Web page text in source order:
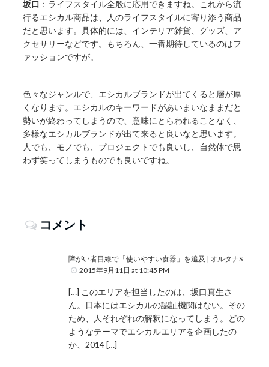
坂口 ：ライフスタイル全般に応用できますね。これから流
行るエシカル商品は、人のライフスタイルに寄り添う商品
だと思います。具体的には、インテリア雑貨、グッズ、ア
クセサリーなどです。もちろん、一番期待しているのはフ
ァッションですが。
色々なジャンルで、エシカルブランドが出てくると層が厚
くなります。エシカルのキーワードがあいまいなままだと
勢いが終わってしまうので、意味にとらわれることなく、
多様なエシカルブランドが出て来ると良いなと思います。
人でも、モノでも、プロジェクトでも良いし、自然体で思
わず笑ってしまうものでも良いですね。
コメント
障がい者目線で「使いやすい食器」を追及 | オルタナS
2015年9月11日 at 10:45 PM
[…] このエリアを担当したのは、坂口真生さ
ん。日本にはエシカルの認証機関はない。その
ため、人それぞれの解釈になってしまう。どの
ようなテーマでエシカルエリアを企画したの
か、2014 […]